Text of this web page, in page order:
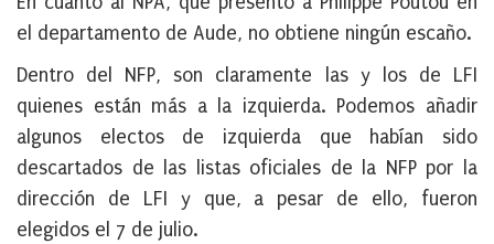
el departamento de Aude, no obtiene ningún escaño.
Dentro del NFP, son claramente las y los de LFI
quienes están más a la izquierda. Podemos añadir
algunos electos de izquierda que habían sido
descartados de las listas oficiales de la NFP por la
dirección de LFI y que, a pesar de ello, fueron
elegidos el 7 de julio.